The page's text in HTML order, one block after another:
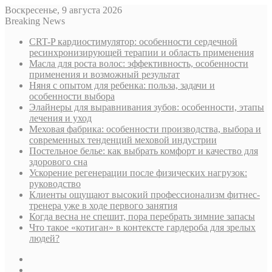
Воскресенье, 9 августа 2026
Breaking News
CRT-P кардиостимулятор: особенности сердечной
ресинхронизирующей терапии и область применения
Масла для роста волос: эффективность, особенности
применения и возможный результат
Няня с опытом для ребенка: польза, задачи и
особенности выбора
Элайнеры для выравнивания зубов: особенности, этапы
лечения и уход
Меховая фабрика: особенности производства, выбора и
современных тенденций меховой индустрии
Постельное белье: как выбрать комфорт и качество для
здорового сна
Ускорение регенерации после физических нагрузок:
руководство
Клиенты ощущают высокий профессионализм фитнес-
тренера уже в ходе первого занятия
Когда весна не спешит, пора перебрать зимние запасы
Что такое «котиган» в контексте гардероба для зрелых
людей?